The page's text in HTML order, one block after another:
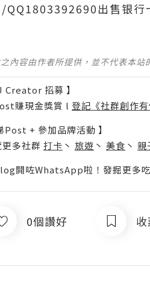
QQ1803392690出售银
內容由作者所提供，並不代表本
Creator 招募 】
賺現金獎賞 l 登記《社群創作有
Post + 參加品牌活動 】
多社群 打卡 丶 旅遊 丶 美食 丶 親
開咗WhatsApp啦！發掘更多吃
0個讚好